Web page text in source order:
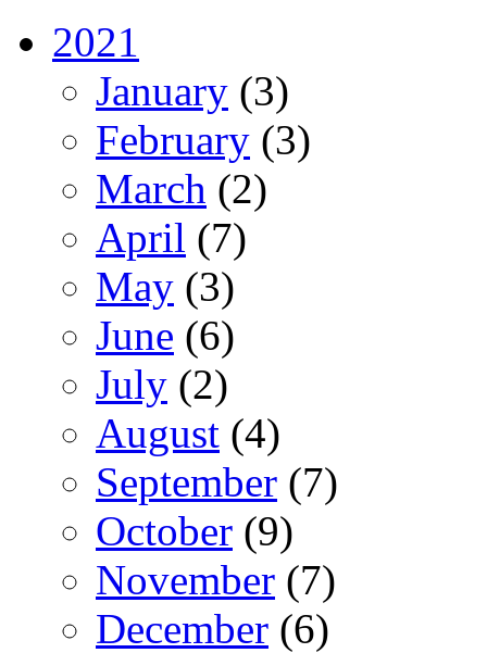
2021
January (3)
February (3)
March (2)
April (7)
May (3)
June (6)
July (2)
August (4)
September (7)
October (9)
November (7)
December (6)